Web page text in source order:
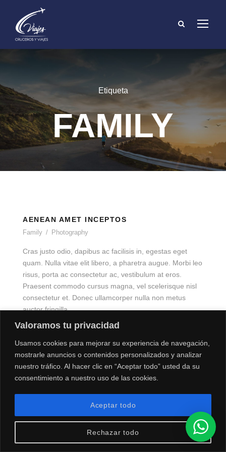
Valoramos tu privacidad
Usamos cookies para mejorar su experiencia de navegación,
mostrarle anuncios o contenidos personalizados y analizar
nuestro tráfico. Al hacer clic en “Aceptar todo” usted da su
consentimiento a nuestro uso de las cookies.
Rechazar todo
Aceptar todo
Etiqueta
FAMILY
AENEAN AMET INCEPTOS
Family / Photography
Cras justo odio, dapibus ac facilisis in, egestas eget
quam. Nulla vitae elit libero, a pharetra augue. Morbi leo
risus, porta ac consectetur ac, vestibulum at eros.
Praesent commodo cursus magna, vel scelerisque nisl
consectetur et. Donec ullamcorper nulla non metus
auctor fringilla.
COPYRIGHT 2024. CVIAJES. TODOS LOS DERECHOS
RESERVADOS.